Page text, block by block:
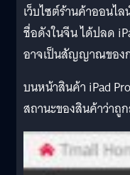
เว็บไซต์ร้านค้าออนไ
ชื่อดังในจีน ได้ปลด
อาจเป็นสัญญาณของก
บนหน้าสินค้า iPad
สถานะของสินค้าว่าถู